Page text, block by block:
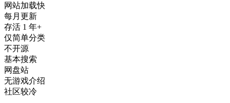
网站加载快
每月更新
存活 1 年+
仅简单分类
不开源
基本搜索
网盘站
无游戏介绍
社区较冷